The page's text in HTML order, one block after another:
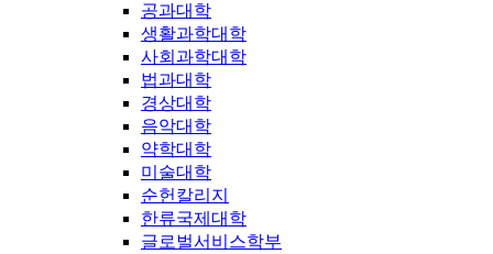
공과대학
생활과학대학
사회과학대학
법과대학
경상대학
음악대학
약학대학
미술대학
순헌칼리지
한류국제대학
글로벌서비스학부